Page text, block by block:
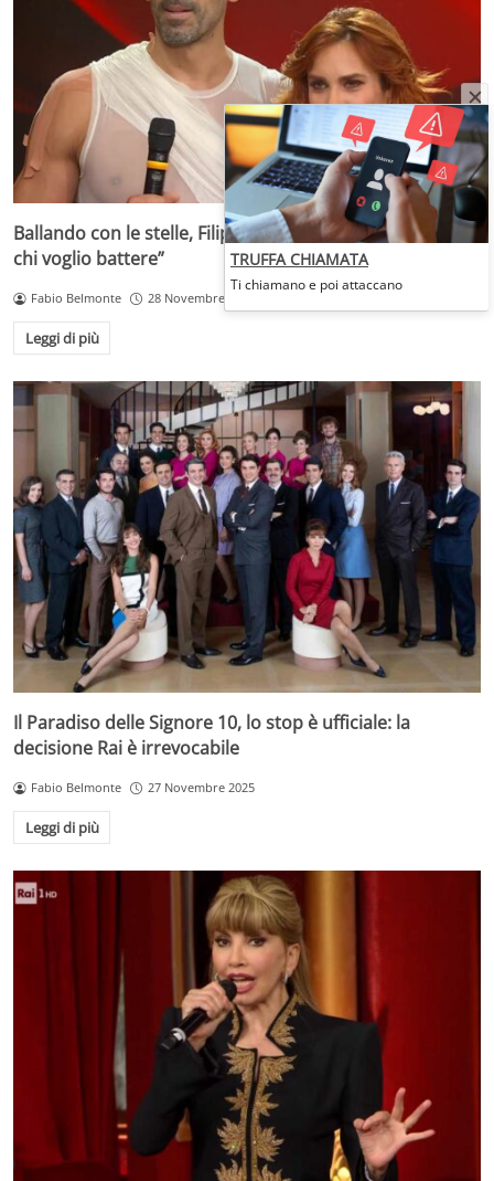
Ballando con le stelle, Filippo Magnini agguerrito: “Ecco
chi voglio battere”
Fabio Belmonte 28 Novembre 2025
Leggi di più
Il Paradiso delle Signore 10, lo stop è ufficiale: la
decisione Rai è irrevocabile
Fabio Belmonte 27 Novembre 2025
Leggi di più
TRUFFA CHIAMATA
Ti chiamano e poi attaccano